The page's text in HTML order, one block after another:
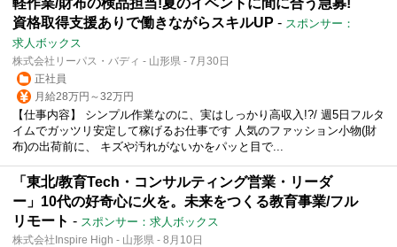
資格取得支援ありで働きながらスキルUP - スポンサー：
求人ボックス
株式会社リーパス・バディ - 山形県 - 7月30日
正社員
月給28万円～32万円
【仕事内容】 シンプル作業なのに、実はしっかり高収入!?/ 週5日フルタ
イムでガッツリ安定して稼げるお仕事です 人気のファッション小物(財
布)の出荷前に、 キズや汚れがないかをパッと目で...
「東北/教育Tech・コンサルティング営業・リーダ
ー」10代の好奇心に火を。未来をつくる教育事業/フル
リモート - スポンサー：求人ボックス
株式会社Inspire High - 山形県 - 8月10日